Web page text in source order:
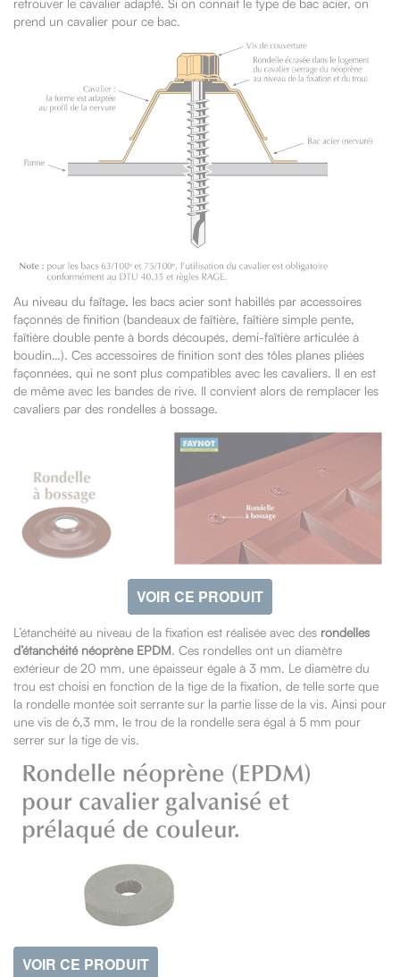
retrouver le cavalier adapté. Si on connait le type de bac acier, on
prend un cavalier pour ce bac.
Au niveau du faîtage, les bacs acier sont habillés par accessoires
façonnés de finition (bandeaux de faîtière, faîtière simple pente,
faîtière double pente à bords découpés, demi-faîtière articulée à
boudin…). Ces accessoires de finition sont des tôles planes pliées
façonnées, qui ne sont plus compatibles avec les cavaliers. Il en est
de même avec les bandes de rive. Il convient alors de remplacer les
cavaliers par des rondelles à bossage.
VOIR CE PRODUIT
L’étanchéité au niveau de la fixation est réalisée avec des rondelles
d’étanchéité néoprène EPDM. Ces rondelles ont un diamètre
extérieur de 20 mm, une épaisseur égale à 3 mm. Le diamètre du
trou est choisi en fonction de la tige de la fixation, de telle sorte que
la rondelle montée soit serrante sur la partie lisse de la vis. Ainsi pour
une vis de 6,3 mm, le trou de la rondelle sera égal à 5 mm pour
serrer sur la tige de vis.
VOIR CE PRODUIT